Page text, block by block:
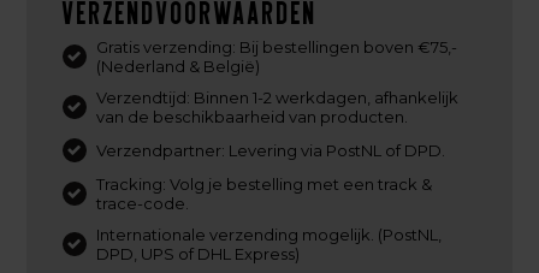
Verzendvoorwaarden
Gratis verzending: Bij bestellingen boven €75,-
(Nederland & België)
Verzendtijd: Binnen 1-2 werkdagen, afhankelijk
van de beschikbaarheid van producten.
Verzendpartner: Levering via PostNL of DPD.
Tracking: Volg je bestelling met een track &
trace-code.
Internationale verzending mogelijk. (PostNL,
DPD, UPS of DHL Express)